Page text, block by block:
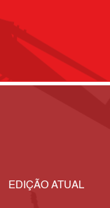
EDIÇÃO ATUAL